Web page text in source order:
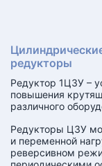
редукторы
Редуктор 1Ц3У –
повышения
различного
Редукторы Ц3У
и переменной
реверсивном